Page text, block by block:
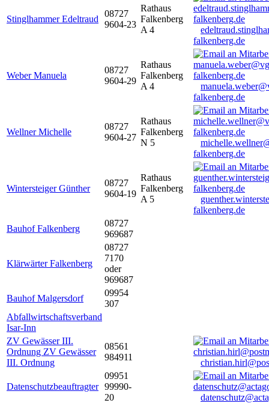
Stinglhammer Edeltraud
08727
9604-23
Rathaus
Falkenberg
A 4
falkenberg.de
Weber Manuela
08727
9604-29
Rathaus
Falkenberg
A 4
falkenberg.de
Wellner Michelle
08727
9604-27
Rathaus
Falkenberg
N 5
falkenberg.de
Wintersteiger Günther
08727
9604-19
Rathaus
Falkenberg
A 5
falkenberg.de
Bauhof Falkenberg
08727
969687
Klärwärter Falkenberg
08727
7170
oder
969687
Bauhof Malgersdorf
09954
307
Abfallwirtschaftsverband
Isar-Inn
ZV Gewässer III.
Ordnung ZV Gewässer
III. Ordnung
08561
984911
Datenschutzbeauftragter
09951
99990-
20